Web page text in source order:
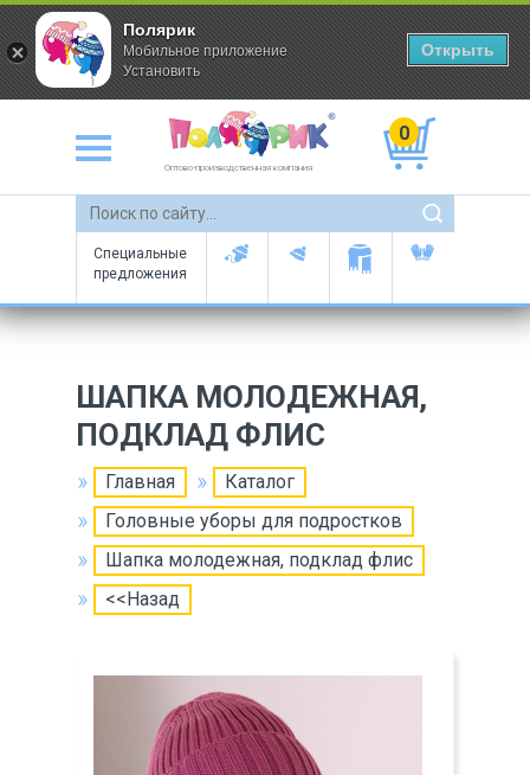
Оптово-производственная компания
0
Специальные
предложения
ШАПКА МОЛОДЕЖНАЯ,
ПОДКЛАД ФЛИС
Главная
Каталог
Головные уборы для подростков
Шапка молодежная, подклад флис
<<Назад
Полярик
Мобильное приложение
Установить
Открыть